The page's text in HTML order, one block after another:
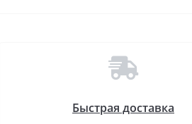
Быстрая доставка